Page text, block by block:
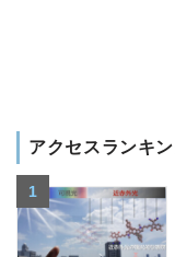
アクセスランキ